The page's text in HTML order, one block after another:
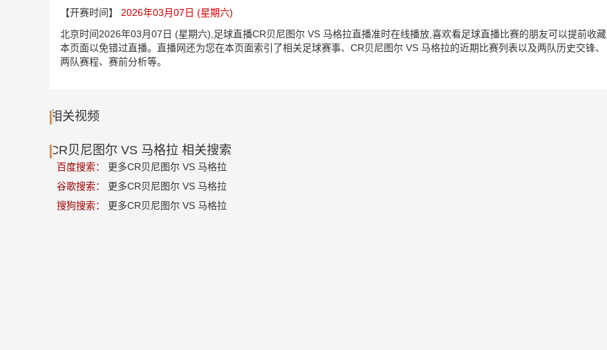
【开赛时间】
2026年03月07日 (星期六)
北京时间2026年03月07日 (星期六),足球直播CR贝尼图尔 VS 马格拉直播准时在线播放,喜欢看足球直播比赛的朋友可以提前收藏
本页面以免错过直播。直播网还为您在本页面索引了相关足球赛事、CR贝尼图尔 VS 马格拉的近期比赛列表以及两队历史交锋、
两队赛程、赛前分析等。
相关视频
CR贝尼图尔 VS 马格拉 相关搜索
百度搜索：
更多CR贝尼图尔 VS 马格拉
谷歌搜索：
更多CR贝尼图尔 VS 马格拉
搜狗搜索：
更多CR贝尼图尔 VS 马格拉